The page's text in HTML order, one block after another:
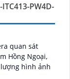
PW4D-
quan sát
Hồng Ngoại,
hình ảnh